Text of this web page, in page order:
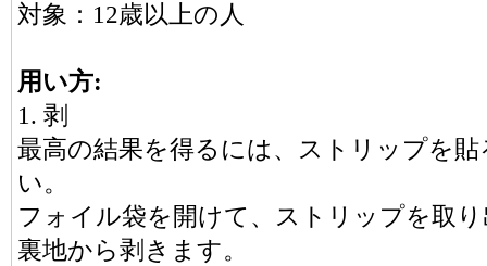
対象：12歳以上の人
用い方:
1. 剥
最高の結果を得るには、ストリップを
い。
フォイル袋を開けて、ストリップを取
裏地から剥きます。